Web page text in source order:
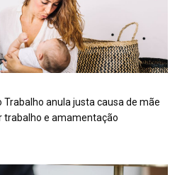
anula justa causa de mãe
trabalho e amamentação